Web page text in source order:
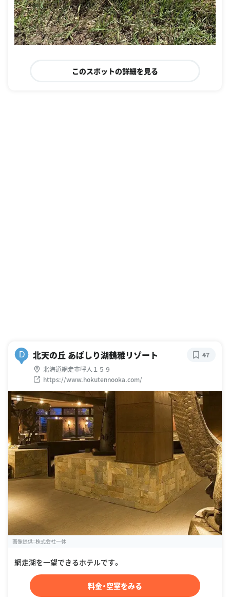
このスポットの詳細を見る
D 北天の丘 あばしり湖鶴雅リゾート
北海道網走市呼人１５９
https://www.hokutennooka.com/
47
画像提供：株式会社一休
網走湖を一望できるホテルです。
料金・空室をみる